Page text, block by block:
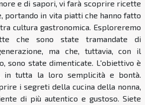
e di sapori, vi farà scoprire ricette
portando in vita piatti che hanno fatto
cultura gastronomica. Esploreremo
che sono state tramandate di
ma che, tuttavia, con il
sono state dimenticate. L'obiettivo è
in tutta la loro semplicità e bontà.
i segreti della cucina della nonna,
di più autentico e gustoso. Siete